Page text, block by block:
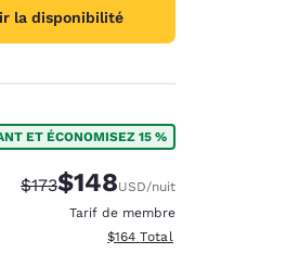
la disponibilité
ET ÉCONOMISEZ 15 %
Tarif barré :
$173Tarif réduit :
$148USD/nuit
Tarif de membre
Afficher les détails totaux
$164 Total